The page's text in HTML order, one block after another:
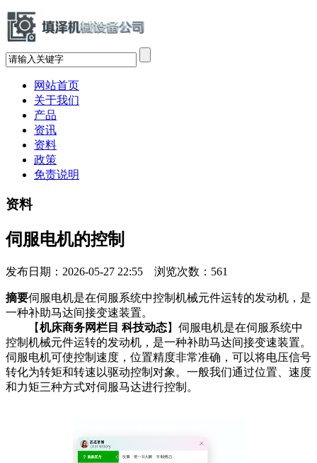
网站首页
关于我们
产品
资讯
资料
政策
免责说明
资料
伺服电机的控制
发布日期：2026-05-27 22:55 浏览次数： 561
摘要伺服电机是在伺服系统中控制机械元件运转的发动机，是
一种补助马达间接变速装置。
【机床商务网栏目 科技动态】伺服电机是在伺服系统中
控制机械元件运转的发动机，是一种补助马达间接变速装置。
伺服电机可使控制速度，位置精度非常准确，可以将电压信号
转化为转矩和转速以驱动控制对象。一般我们通过位置、速度
和力矩三种方式对伺服马达进行控制。